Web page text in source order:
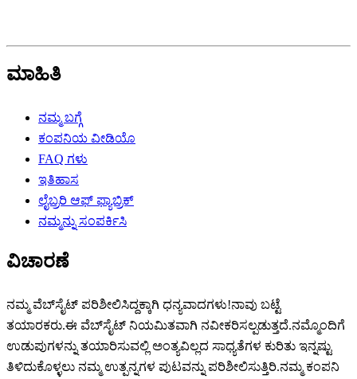
ಮಾಹಿತಿ
ನಮ್ಮ ಬಗ್ಗೆ
ಕಂಪನಿಯ ವೀಡಿಯೊ
FAQ ಗಳು
ಇತಿಹಾಸ
ಲೈಬ್ರರಿ ಆಫ್ ಫ್ಯಾಬ್ರಿಕ್
ನಮ್ಮನ್ನು ಸಂಪರ್ಕಿಸಿ
ವಿಚಾರಣೆ
ನಮ್ಮ ವೆಬ್‌ಸೈಟ್ ಪರಿಶೀಲಿಸಿದ್ದಕ್ಕಾಗಿ ಧನ್ಯವಾದಗಳು!ನಾವು ಬಟ್ಟೆ
ತಯಾರಕರು.ಈ ವೆಬ್‌ಸೈಟ್ ನಿಯಮಿತವಾಗಿ ನವೀಕರಿಸಲ್ಪಡುತ್ತದೆ.ನಮ್ಮೊಂದಿಗೆ
ಉಡುಪುಗಳನ್ನು ತಯಾರಿಸುವಲ್ಲಿ ಅಂತ್ಯವಿಲ್ಲದ ಸಾಧ್ಯತೆಗಳ ಕುರಿತು ಇನ್ನಷ್ಟು
ತಿಳಿದುಕೊಳ್ಳಲು ನಮ್ಮ ಉತ್ಪನ್ನಗಳ ಪುಟವನ್ನು ಪರಿಶೀಲಿಸುತ್ತಿರಿ.ನಮ್ಮ ಕಂಪನಿ